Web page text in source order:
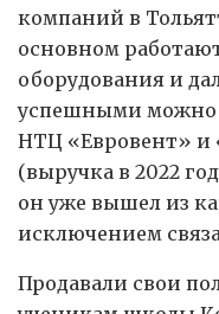
компаний в
основном
оборудования и
успешными можно
НТЦ «Евровент»
(выручка в 2022
он уже вышел из
исключением
Продавали свои